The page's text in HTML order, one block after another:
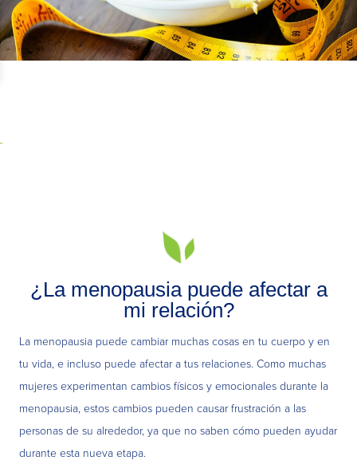
¿La menopausia puede afectar a
mi relación?
La menopausia puede cambiar muchas cosas en tu cuerpo y en
tu vida, e incluso puede afectar a tus relaciones. Como muchas
mujeres experimentan cambios físicos y emocionales durante la
menopausia, estos cambios pueden causar frustración a las
personas de su alrededor, ya que no saben cómo pueden ayudar
durante esta nueva etapa.